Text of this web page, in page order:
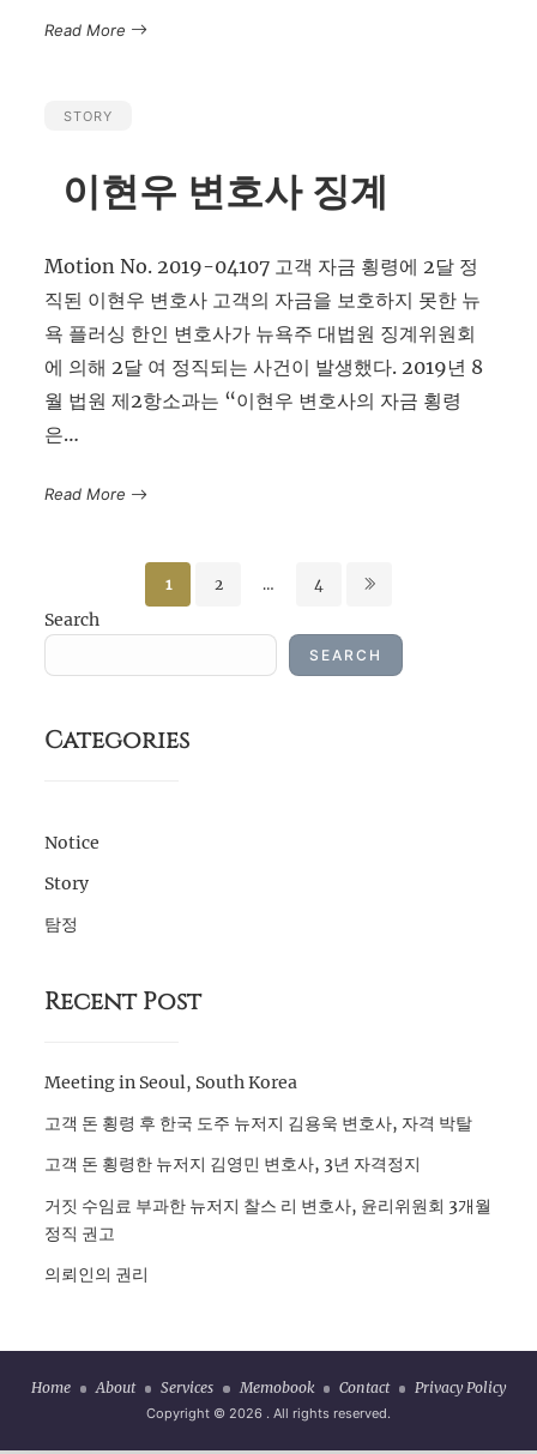
Read More
STORY
이현우 변호사 징계
Motion No. 2019-04107 고객 자금 횡령에 2달 정
직된 이현우 변호사 고객의 자금을 보호하지 못한 뉴
욕 플러싱 한인 변호사가 뉴욕주 대법원 징계위원회
에 의해 2달 여 정직되는 사건이 발생했다. 2019년 8
월 법원 제2항소과는 “이현우 변호사의 자금 횡령
은…
Read More
pagination
1 2 … 4
Search
SEARCH
Categories
Notice
Story
탐정
Recent Post
Meeting in Seoul, South Korea
고객 돈 횡령 후 한국 도주 뉴저지 김용욱 변호사, 자격 박탈
고객 돈 횡령한 뉴저지 김영민 변호사, 3년 자격정지
거짓 수임료 부과한 뉴저지 찰스 리 변호사, 윤리위원회 3개월
정직 권고
의뢰인의 권리
Home About Services Memobook Contact Privacy Policy
Copyright © 2026 . All rights reserved.